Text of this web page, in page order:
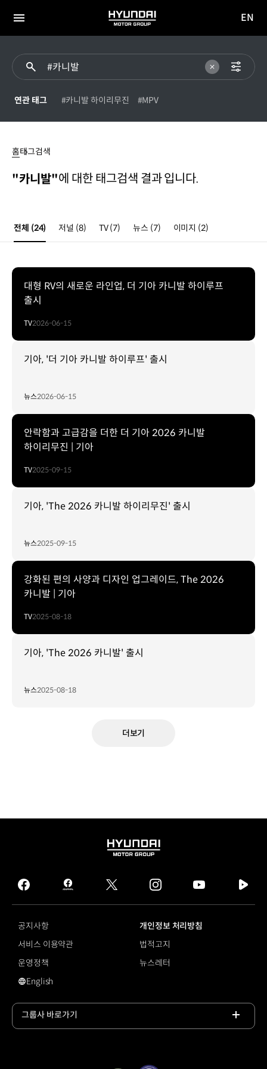
전체
HYUNDAI
MOTOR
이동
EN
연관 태그 #카니발 하이리무진 #MPV
홈태그검색
"카니발"에 대한 태그검색 결과 입니다.
전체 (24) 저널 (8) TV(7) 뉴스 (7) 이미지 (2)
대형 RV의 새로운 라인업, 더 기아 카니발 하이루프
출시
TV2026-06-15
기아, '더 기아 카니발 하이루프' 출시
뉴스2026-06-15
안락함과 고급감을 더한 더 기아 2026 카니발
하이리무진 | 기아
TV2025-09-15
기아, 'The 2026 카니발 하이리무진' 출시
뉴스2025-09-15
강화된 편의 사양과 디자인 업그레이드, The 2026
카니발 | 기아
TV2025-08-18
기아, 'The 2026 카니발' 출시
뉴스2025-08-18
더보기
HYUNDAI
GROUP
facebook
hmg
journal
twitter instagram
tv
공지사항
개인정보 처리방침
서비스 이용약관
법적고지
운영정책
뉴스레터
#카니발
English
그룹사 바로가기